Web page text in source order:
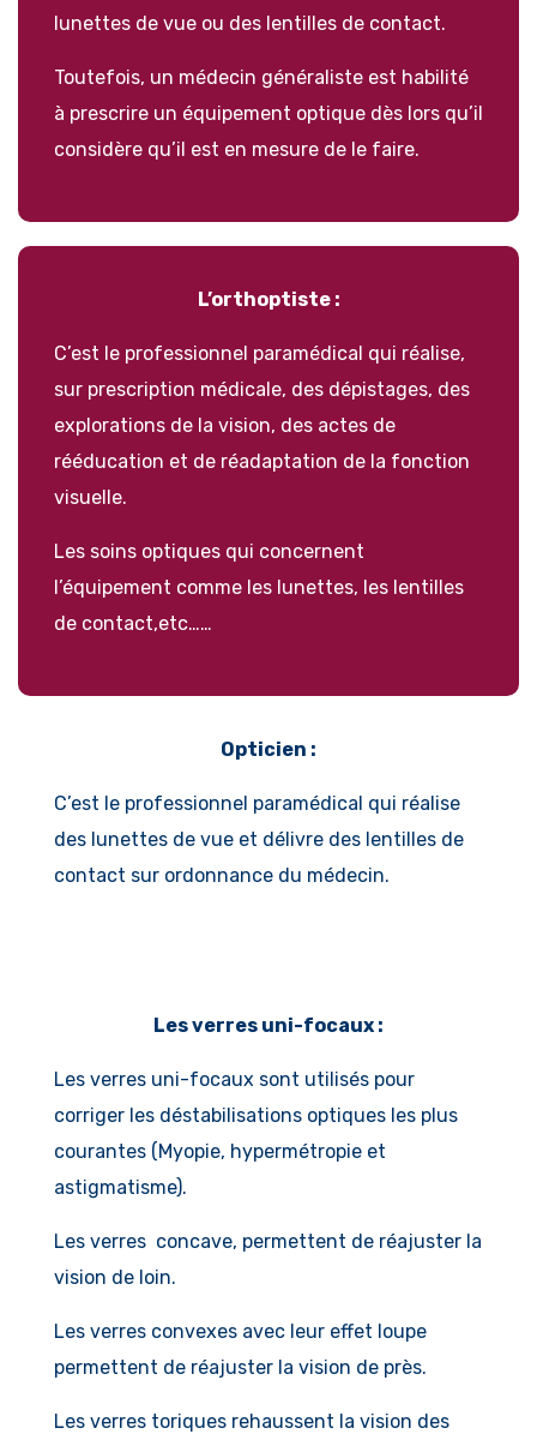
lunettes de vue ou des lentilles de contact.
Toutefois, un médecin généraliste est habilité
à prescrire un équipement optique dès lors qu’il
considère qu’il est en mesure de le faire.
L’orthoptiste :
C’est le professionnel paramédical qui réalise,
sur prescription médicale, des dépistages, des
explorations de la vision, des actes de
rééducation et de réadaptation de la fonction
visuelle.
Les soins optiques qui concernent
l’équipement comme les lunettes, les lentilles
de contact,etc……
Opticien :
C’est le professionnel paramédical qui réalise
des lunettes de vue et délivre des lentilles de
contact sur ordonnance du médecin.
Les verres uni-focaux :
Les verres uni-focaux sont utilisés pour
corriger les déstabilisations optiques les plus
courantes (Myopie, hypermétropie et
astigmatisme).
Les verres concave, permettent de réajuster la
vision de loin.
Les verres convexes avec leur effet loupe
permettent de réajuster la vision de près.
Les verres toriques rehaussent la vision des